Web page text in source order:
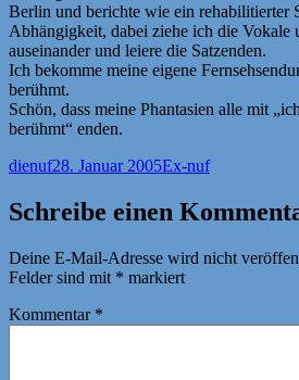
Berlin und berichte wie ein rehabilitierter
Abhängigkeit, dabei ziehe ich die Vokale
auseinander und leiere die Satzenden.
Ich bekomme meine eigene
berühmt.
Schön, dass meine Phantasien alle mit
berühmt“ enden.
Autor
dienufVeröffentlicht
28. Januar 2005Kategorien
Ex-nuf
Schreibe einen
Deine E-Mail-Adresse wird nicht
Felder sind mit * markiert
Kommentar *